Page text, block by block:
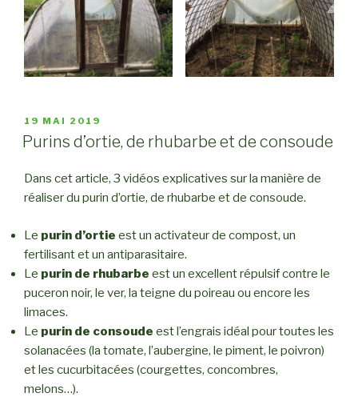
PUBLIÉ
LE
19 MAI 2019
Purins d’ortie, de rhubarbe et de consoude
Dans cet article, 3 vidéos explicatives sur la manière de
réaliser du purin d’ortie, de rhubarbe et de consoude.
Le purin d’ortie est un activateur de compost, un
fertilisant et un antiparasitaire.
Le purin de rhubarbe est un excellent répulsif contre le
puceron noir, le ver, la teigne du poireau ou encore les
limaces.
Le purin de consoude est l’engrais idéal pour toutes les
solanacées (la tomate, l’aubergine, le piment, le poivron)
et les cucurbitacées (courgettes, concombres,
melons…).